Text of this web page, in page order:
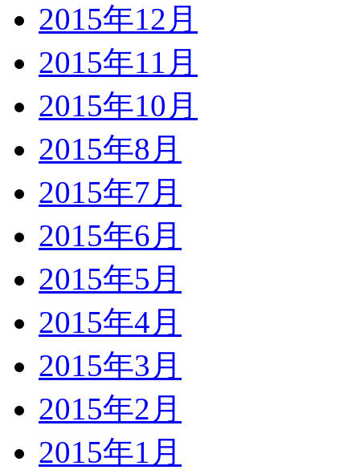
2015年12月
2015年11月
2015年10月
2015年8月
2015年7月
2015年6月
2015年5月
2015年4月
2015年3月
2015年2月
2015年1月